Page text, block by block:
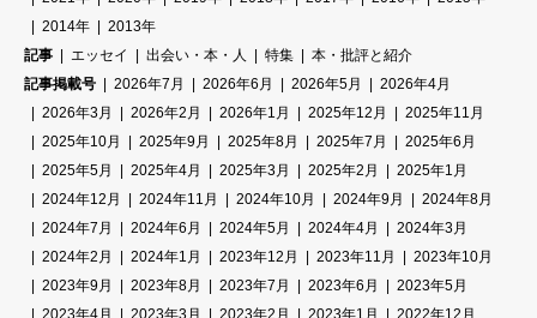
2014年
2013年
記事
エッセイ 出会い・本・人 特集
本・批評と紹介
記事掲載号
2026年7月 2026年6月 2026年5月
2026年4月
2026年3月
2026年2月 2026年1月 2025年12月
2025年11月
2025年10月
2025年9月 2025年8月 2025年7月
2025年6月
2025年5月
2025年4月 2025年3月 2025年2月
2025年1月
2024年12月
2024年11月 2024年10月 2024年9月
2024年8月
2024年7月
2024年6月 2024年5月 2024年4月
2024年3月
2024年2月
2024年1月 2023年12月 2023年11月
2023年10月
2023年9月
2023年8月 2023年7月 2023年6月
2023年5月
2023年4月
2023年3月 2023年2月 2023年1月
2022年12月